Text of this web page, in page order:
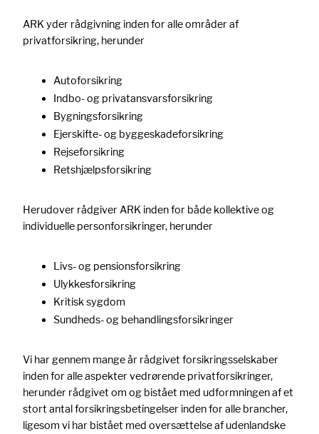
ARK yder rådgivning inden for alle områder af
privatforsikring, herunder
Autoforsikring
Indbo- og privatansvarsforsikring
Bygningsforsikring
Ejerskifte- og byggeskadeforsikring
Rejseforsikring
Retshjælpsforsikring
Herudover rådgiver ARK inden for både kollektive og
individuelle personforsikringer, herunder
Livs- og pensionsforsikring
Ulykkesforsikring
Kritisk sygdom
Sundheds- og behandlingsforsikringer
Vi har gennem mange år rådgivet forsikringsselskaber
inden for alle aspekter vedrørende privatforsikringer,
herunder rådgivet om og bistået med udformningen af et
stort antal forsikringsbetingelser inden for alle brancher,
ligesom vi har bistået med oversættelse af udenlandske